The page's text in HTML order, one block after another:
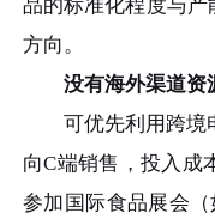
品的标准化程度与
方向。
没有海外渠道资
可优先利用跨境电
向C端销售，投入成
参加国际食品展会（